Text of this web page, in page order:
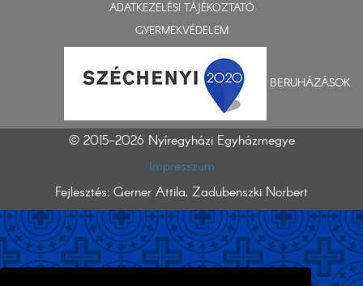
ADATKEZELÉSI TÁJÉKOZTATÓ
GYERMEKVÉDELEM
BERUHÁZÁSOK
© 2015-2026 Nyíregyházi Egyházmegye
Impresszum
Fejlesztés: Gerner Attila, Zadubenszki Norbert